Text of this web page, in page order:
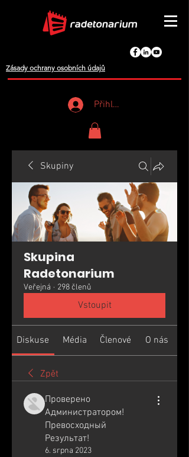
Zásady ochrany osobních údajů
Přihlášení
Skupiny
Skupina
Radetonarium
Veřejná · 298 členů
Vstoupit
Diskuse Média Členové O nás
Zpět
Проверено
Администратором!
Превосходный
Результат!
6. srpna 2023